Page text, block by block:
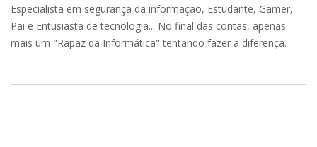
Especialista em segurança da informação, Estudante, Gamer,
Pai e Entusiasta de tecnologia... No final das contas, apenas
mais um "Rapaz da Informática" tentando fazer a diferença.